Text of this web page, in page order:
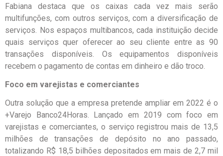
Fabiana destaca que os caixas cada vez mais serão
multifunções, com outros serviços, com a diversificação de
serviços. Nos espaços multibancos, cada instituição decide
quais serviços quer oferecer ao seu cliente entre as 90
transações disponíveis. Os equipamentos disponíveis
recebem o pagamento de contas em dinheiro e dão troco.
Foco em varejistas e comerciantes
Outra solução que a empresa pretende ampliar em 2022 é o
+Varejo Banco24Horas. Lançado em 2019 com foco em
varejistas e comerciantes, o serviço registrou mais de 13,5
milhões de transações de depósito no ano passado,
totalizando R$ 18,5 bilhões depositados em mais de 2,7 mil